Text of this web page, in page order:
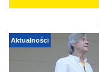
Aktualności